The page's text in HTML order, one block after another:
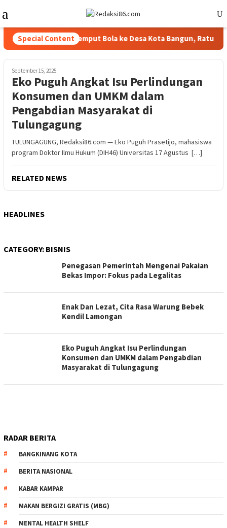
to
content
Menu
Special Content
Kampar Jemput Bola ke Desa Kota Bangun, Ratusan
September 15, 2025
Eko Puguh Angkat Isu Perlindungan
Konsumen dan UMKM dalam
Pengabdian Masyarakat di
Tulungagung
TULUNGAGUNG, Redaksi86.com — Eko Puguh Prasetijo, mahasiswa
program Doktor Ilmu Hukum (DIH46) Universitas 17 Agustus […]
RELATED NEWS
HEADLINES
CATEGORY: BISNIS
Penegasan Pemerintah Mengenai Pakaian
Bekas Impor: Fokus pada Legalitas
Enak Dan Lezat, Cita Rasa Warung Bebek
Kendil Lamongan
Eko Puguh Angkat Isu Perlindungan
Konsumen dan UMKM dalam Pengabdian
Masyarakat di Tulungagung
RADAR BERITA
BANGKINANG KOTA
BERITA NASIONAL
KABAR KAMPAR
MAKAN BERGIZI GRATIS (MBG)
MENTAL HEALTH SHELF